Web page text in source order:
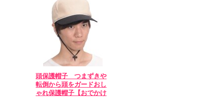
頭保護帽子 つまずきや
転倒から頭をガードおし
ゃれ保護帽子【おでかけ